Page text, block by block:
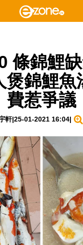
條錦鯉
煲錦鯉魚
費惹爭議
軒|25-01-2021 16:04|